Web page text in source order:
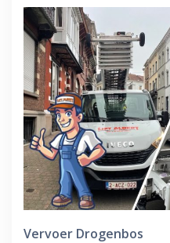
Vervoer Drogenbos